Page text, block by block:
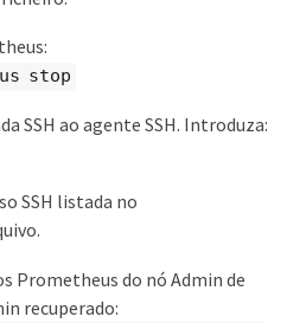
stop
SSH ao agente SSH. Introduza:
SSH listada no
Prometheus do nó Admin de
recuperado: